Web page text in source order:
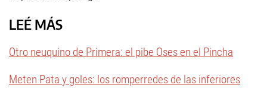
LEÉ MÁS
Otro neuquino de Primera: el pibe Oses en el Pincha
Meten Pata y goles: los romperredes de las inferiores